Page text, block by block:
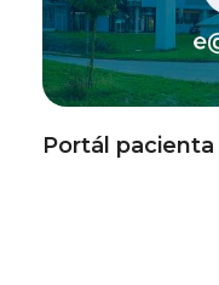
Portál pacienta